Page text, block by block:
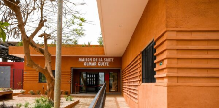
Skip
to
the
content